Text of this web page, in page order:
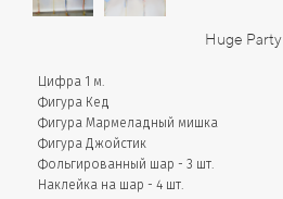
Huge Party
Цифра 1 м.
Фигура Кед
Фигура Мармеладный мишка
Фигура Джойстик
Фольгированный шар - 3 шт.
Наклейка на шар - 4 шт.